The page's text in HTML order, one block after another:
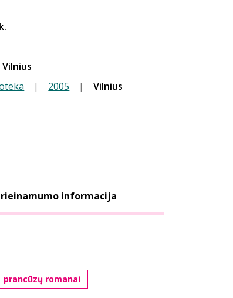
Vilnius
| 2005 | Vilnius
informacija
prancūzų romanai